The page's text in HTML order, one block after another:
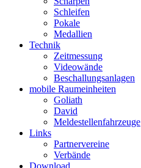
Schleifen
Pokale
Medallien
Technik
Zeitmessung
Videowände
Beschallungsanlagen
mobile Raumeinheiten
Goliath
David
Meldestellenfahrzeuge
Links
Partnervereine
Verbände
Download